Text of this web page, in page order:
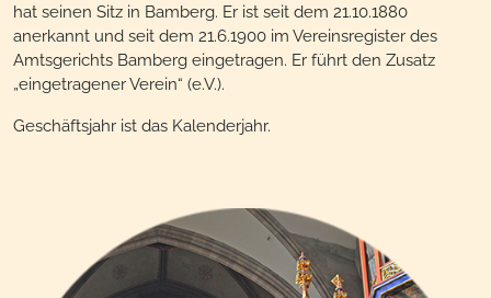
hat seinen Sitz in Bamberg. Er ist seit dem 21.10.1880
anerkannt und seit dem 21.6.1900 im Vereinsregister des
Amtsgerichts Bamberg eingetragen. Er führt den Zusatz
„eingetragener Verein“ (e.V.).
Geschäftsjahr ist das Kalenderjahr.